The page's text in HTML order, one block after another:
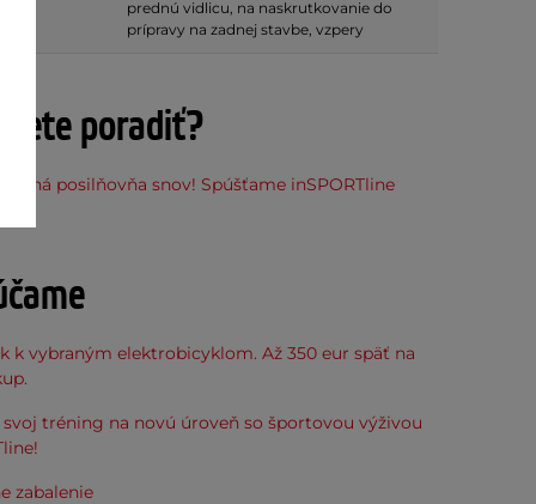
prednú vidlicu, na naskrutkovanie do
prípravy na zadnej stavbe, vzpery
poradiť?
posilňovňa snov! Spúšťame inSPORTline
k vybraným elektrobicyklom. Až 350 eur späť na
svoj tréning na novú úroveň so športovou výživou
zabalenie